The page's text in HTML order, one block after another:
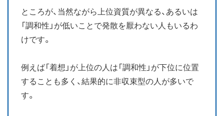
ところが、当然ながら上位資質が異なる、あるいは
「調和性」が低いことで発散を厭わない人もいるわ
けです。
例えば「着想」が上位の人は「調和性」が下位に位置
することも多く、結果的に非収束型の人が多いで
す。